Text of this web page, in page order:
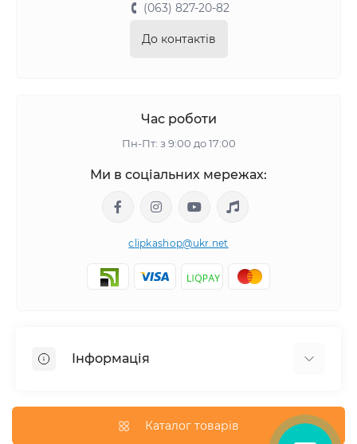
(063) 827-20-82
До контактів
Час роботи
Пн-Пт: з 9:00 до 17:00
Ми в соціальних мережах:
clipkashop@ukr.net
Інформація
Каталог товарів